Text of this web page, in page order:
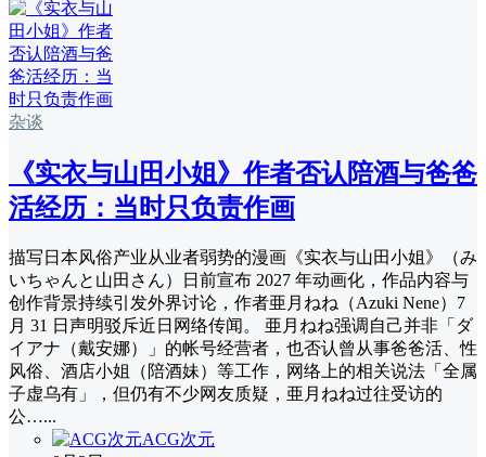
杂谈
《实衣与山田小姐》作者否认陪酒与爸爸
活经历：当时只负责作画
描写日本风俗产业从业者弱势的漫画《实衣与山田小姐》（み
いちゃんと山田さん）日前宣布 2027 年动画化，作品内容与
创作背景持续引发外界讨论，作者亜月ねね（Azuki Nene）7
月 31 日声明驳斥近日网络传闻。 亜月ねね强调自己并非「ダ
イアナ（戴安娜）」的帐号经营者，也否认曾从事爸爸活、性
风俗、酒店小姐（陪酒妹）等工作，网络上的相关说法「全属
子虚乌有」，但仍有不少网友质疑，亜月ねね过往受访的
公…...
ACG次元